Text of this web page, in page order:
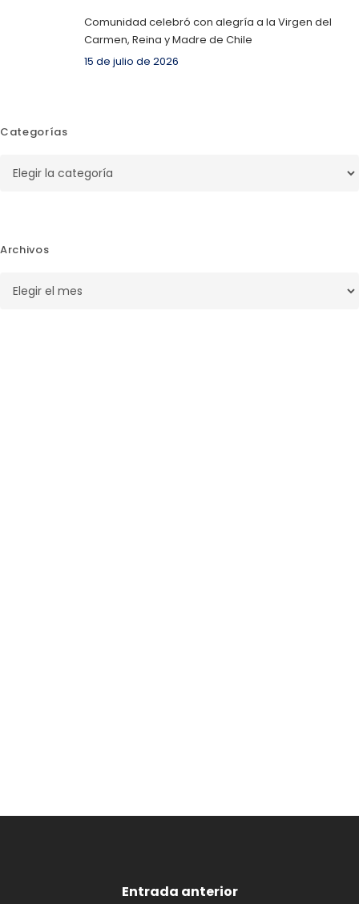
Comunidad celebró con alegría a la Virgen del
Carmen, Reina y Madre de Chile
15 de julio de 2026
Categorías
Archivos
Entrada anterior